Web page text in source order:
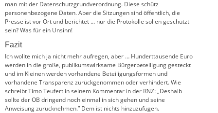
man mit der Datenschutzgrundverordnung. Diese schütz
personenbezogene Daten. Aber die Sitzungen sind öffentlich, die
Presse ist vor Ort und berichtet … nur die Protokolle sollen geschützt
sein? Was für ein Unsinn!
Fazit
Ich wollte mich ja nicht mehr aufregen, aber … Hunderttausende Euro
werden in die große, publikumswirksame Bürgerbeteiligung gesteckt
und im Kleinen werden vorhandene Beteiligungsformen und
vorhandene Transparenz zurückgenommen oder verhindert. Wie
schreibt Timo Teufert in seinem Kommentar in der RNZ: „Deshalb
sollte der OB dringend noch einmal in sich gehen und seine
Anweisung zurücknehmen.” Dem ist nichts hinzuzufügen.